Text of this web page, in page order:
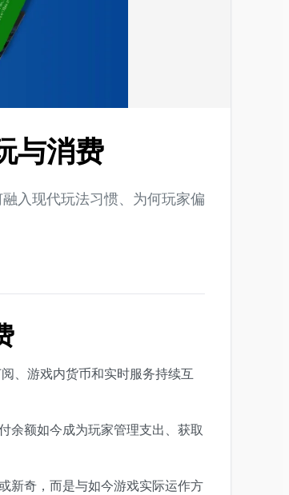
与消费
入现代玩法习惯、为何玩家偏
、游戏内货币和实时服务持续互
余额如今成为玩家管理支出、获取
新奇，而是与如今游戏实际运作方